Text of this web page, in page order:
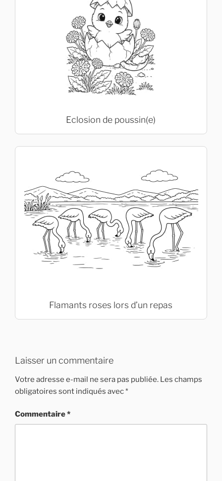
Eclosion de poussin(e)
Flamants roses lors d’un repas
Laisser un commentaire
Votre adresse e-mail ne sera pas publiée. Les champs
obligatoires sont indiqués avec*
Commentaire*